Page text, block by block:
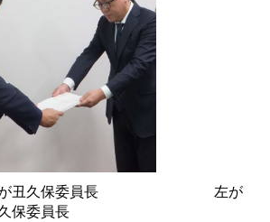
丑久保委員長
左が
保委員長